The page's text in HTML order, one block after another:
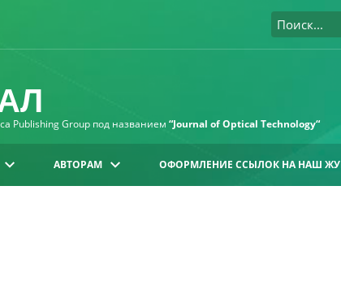
Publishing Group под названием “Journal of Optical Technology“
АВТОРАМ ОФОРМЛЕНИЕ ССЫЛОК НА НАШ